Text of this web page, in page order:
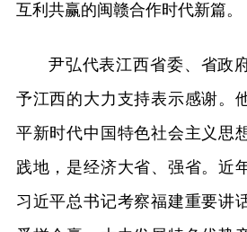
互利共赢的闽赣合作时代新篇。
尹弘代表江西省委、省政
予江西的大力支持表示感谢。
平新时代中国特色社会主义思
践地，是经济大省、强省。近
习近平总书记考察福建重要讲